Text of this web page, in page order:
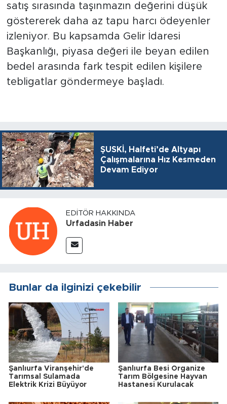
satış sırasında taşınmazın değerini düşük
göstererek daha az tapu harcı ödeyenler
izleniyor. Bu kapsamda Gelir İdaresi
Başkanlığı, piyasa değeri ile beyan edilen
bedel arasında fark tespit edilen kişilere
tebligatlar göndermeye başladı.
ŞUSKİ, Halfeti’de Altyapı
Çalışmalarına Hız Kesmeden
Devam Ediyor
EDITÖR HAKKINDA
Urfadasin Haber
Bunlar da ilginizi çekebilir
Şanlıurfa Viranşehir'de
Tarımsal Sulamada
Elektrik Krizi Büyüyor
Şanlıurfa Besi Organize
Tarım Bölgesine Hayvan
Hastanesi Kurulacak